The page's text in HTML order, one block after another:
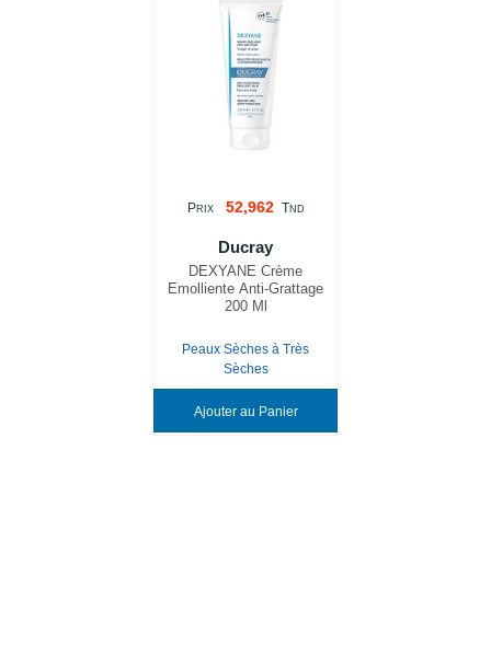
PRIX 52,962 TND
Ducray
DEXYANE Crème
Emolliente Anti-Grattage
200 Ml
Peaux Sèches à Très
Sèches
Ajouter au Panier